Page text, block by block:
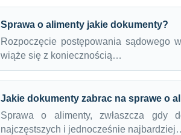
Sprawa o alimenty jakie dokumenty?
Rozpoczęcie postępowania sądowego
wiąże się z koniecznością…
Jakie dokumenty zabrac na sprawe o
Sprawa o alimenty, zwłaszcza gdy
najczęstszych i jednocześnie